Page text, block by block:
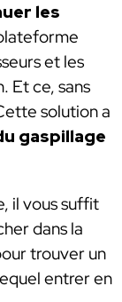
les
et les
Et ce, sans
solution a
gaspillage
il vous suffit
dans la
trouver un
entrer en